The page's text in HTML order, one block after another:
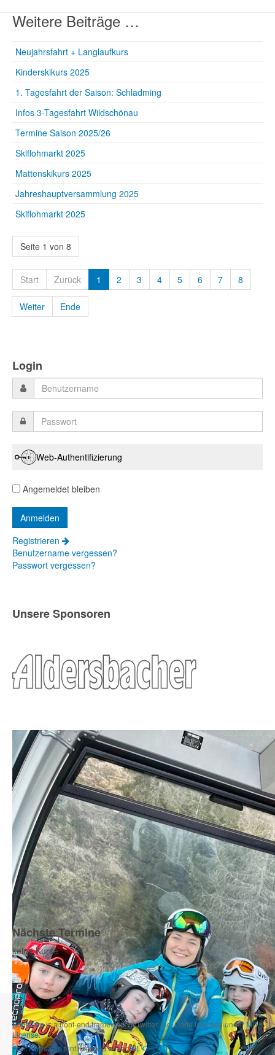
Weitere Beiträge …
Neujahrsfahrt + Langlaufkurs
Kinderskikurs 2025
1. Tagesfahrt der Saison: Schladming
Infos 3-Tagesfahrt Wildschönau
Termine Saison 2025/26
Skiflohmarkt 2025
Mattenskikurs 2025
Jahreshauptversammlung 2025
Skiflohmarkt 2025
Seite 1 von 8
Start Zurück 1 2 3 4 5 6 7 8
Weiter Ende
Login
Web-Authentifizierung
Angemeldet bleiben
Registrieren
Benutzername vergessen?
Passwort vergessen?
Unsere Sponsoren
Nächste Termine
keine Kurse
Bootstrapis a front-end framework of Twitter, Inc. Code licensed underMIT
License.
Font Awesomefont licensed underSIL OFL 1.1.